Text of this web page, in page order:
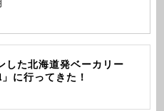
した北海道発ベーカリー
に行ってきた！